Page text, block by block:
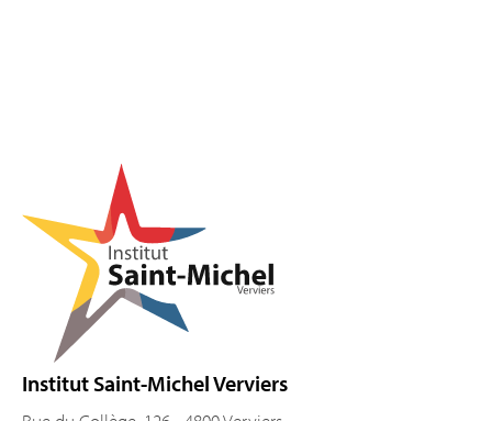
Institut Saint-Michel Verviers